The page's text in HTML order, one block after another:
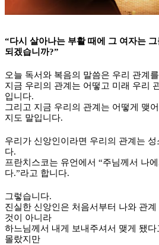
“다시 살아나는 부활 때에 그 여자는
되겠습니까?”
오늘 독서와 복음의 말씀은 우리 관계
지금 우리의 관계는 어떻고 미래 우리
입니다.
그리고 지금 우리의 관계는 어떻게 맺
지도 말입니다.
우리가 신앙인이라면 우리의 관계는 성
다.
프란치스코는 유언에서 “주님께서 나
다.”라고 합니다.
그렇습니다.
진실한 신앙인은 처음서부터 나와 관
것이 아니라
하느님께서 내게 보내주셔서 맺게 됐
몰랐지만